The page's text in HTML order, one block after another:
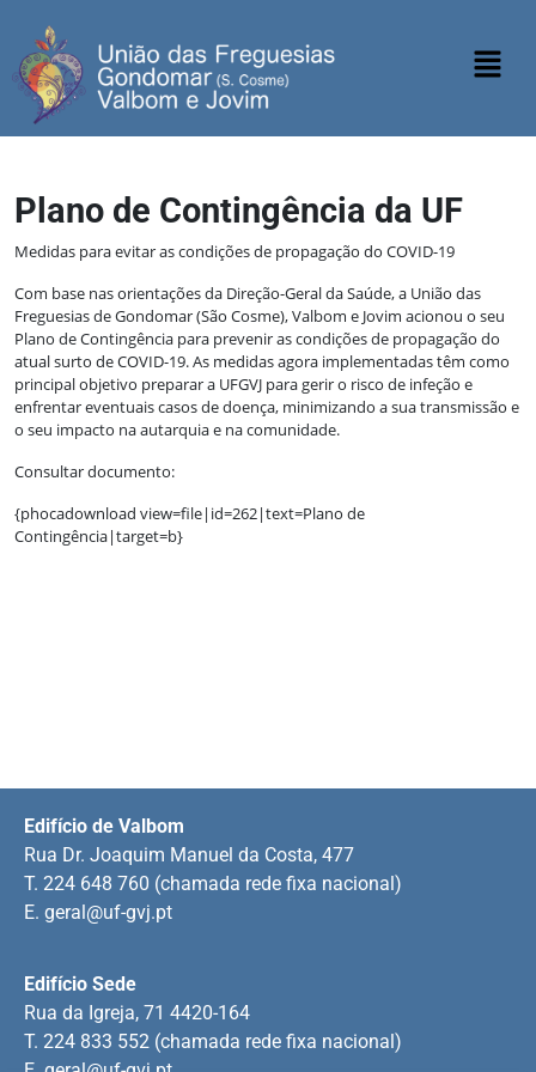
Plano de Contingência da UF
Medidas para evitar as condições de propagação do COVID-19
Com base nas orientações da Direção-Geral da Saúde, a União das
Freguesias de Gondomar (São Cosme), Valbom e Jovim acionou o seu
Plano de Contingência para prevenir as condições de propagação do
atual surto de COVID-19. As medidas agora implementadas têm como
principal objetivo preparar a UFGVJ para gerir o risco de infeção e
enfrentar eventuais casos de doença, minimizando a sua transmissão e
o seu impacto na autarquia e na comunidade.
Consultar documento:
{phocadownload view=file|id=262|text=Plano de
Contingência|target=b}
Edifício Sede
Rua da Igreja, 71 4420-164
T. 224 833 552 (chamada rede fixa nacional)
Edifício de Valbom
Rua Dr. Joaquim Manuel da Costa, 477
T. 224 648 760 (chamada rede fixa nacional)
E. geral@uf-gvj.pt